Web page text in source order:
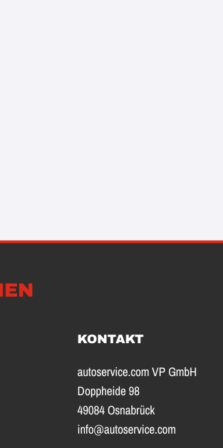
KONTAKT
autoservice.com VP GmbH
Doppheide 98
49084 Osnabrück
info@autoservice.com